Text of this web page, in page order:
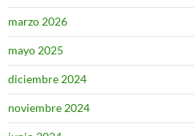
marzo 2026
mayo 2025
diciembre 2024
noviembre 2024